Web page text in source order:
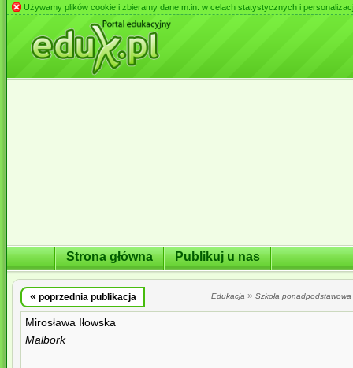
Używamy plików cookie i zbieramy dane m.in. w celach statystycznych i
Strona główna Publikuj u nas
« poprzednia publikacja Edukacja » Szkoła ponadpodstawowa
Mirosława Iłowska
Malbork